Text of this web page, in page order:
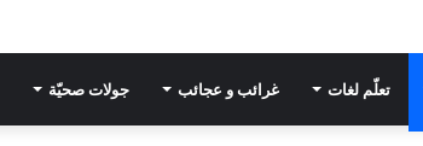
تعلّم لغات غرائب و عجائب جولات صحيّة